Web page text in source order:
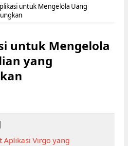
untuk Mengelola Uang
untuk Mengelola
yang
Aplikasi Virgo yang